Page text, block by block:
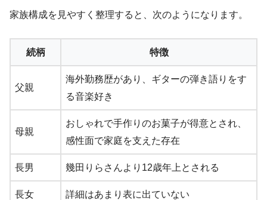
家族構成を見やすく整理すると、次のようになります。
続柄 特徴
父親
海外勤務歴があり、ギターの弾き語りをす
る音楽好き
母親
おしゃれで手作りのお菓子が得意とされ、
感性面で家庭を支えた存在
長男 幾田りらさんより12歳年上とされる
長女 詳細はあまり表に出ていない